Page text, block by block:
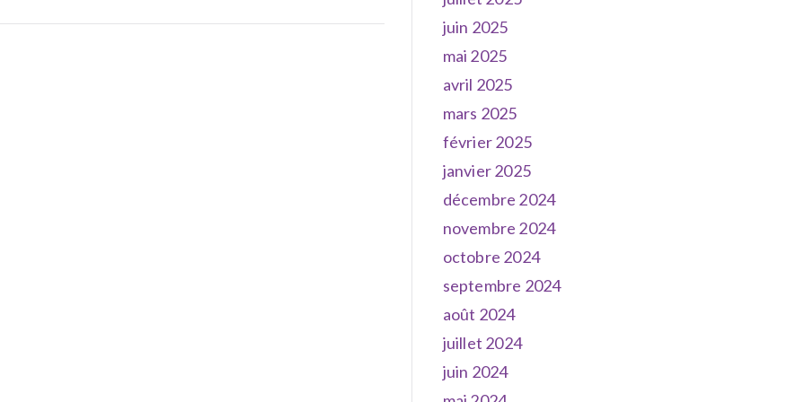
juin 2025
mai 2025
avril 2025
mars 2025
février 2025
janvier 2025
décembre 2024
novembre 2024
octobre 2024
septembre 2024
août 2024
juillet 2024
juin 2024